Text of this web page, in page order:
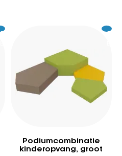
1.349
Excl.
Podiumcombinatie
kinderopvang, groot
Excl.